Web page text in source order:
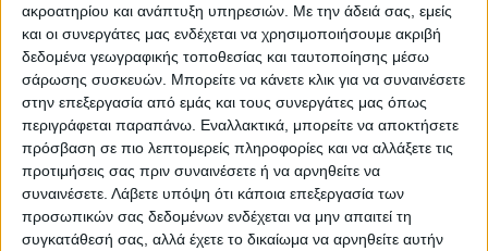
ακροατηρίου και ανάπτυξη υπηρεσιών. Με την άδειά σας, εμείς
και οι συνεργάτες μας ενδέχεται να χρησιμοποιήσουμε ακριβή
δεδομένα γεωγραφικής τοποθεσίας και ταυτοποίησης μέσω
σάρωσης συσκευών. Μπορείτε να κάνετε κλικ για να συναινέσετε
στην επεξεργασία από εμάς και τους συνεργάτες μας όπως
περιγράφεται παραπάνω. Εναλλακτικά, μπορείτε να αποκτήσετε
πρόσβαση σε πιο λεπτομερείς πληροφορίες και να αλλάξετε τις
προτιμήσεις σας πριν συναινέσετε ή να αρνηθείτε να
συναινέσετε. Λάβετε υπόψη ότι κάποια επεξεργασία των
προσωπικών σας δεδομένων ενδέχεται να μην απαιτεί τη
συγκατάθεσή σας, αλλά έχετε το δικαίωμα να αρνηθείτε αυτήν
Περιπέτεια για τον πρόεδρο του Ε.Κ.Λ
Γιάννη Σκόκα